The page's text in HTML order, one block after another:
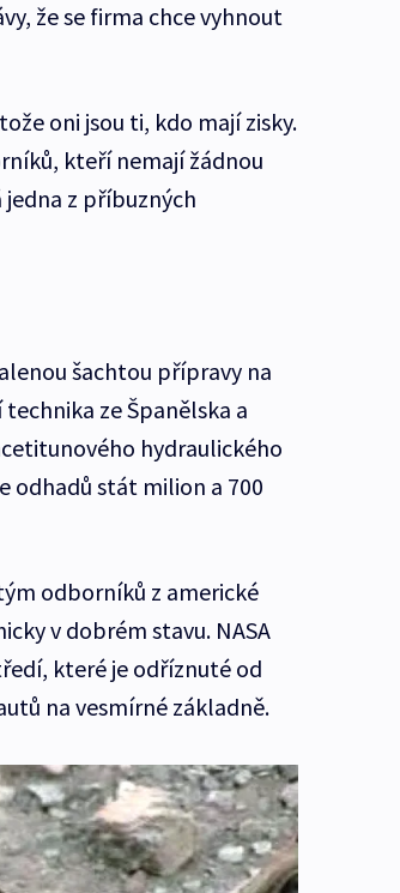
že se firma chce vyhnout
oni jsou ti, kdo mají zisky.
kteří nemají žádnou
jedna z příbuzných
šachtou přípravy na
ze Španělska a
hydraulického
odhadů stát milion a 700
odborníků z americké
v dobrém stavu. NASA
které je odříznuté od
na vesmírné základně.